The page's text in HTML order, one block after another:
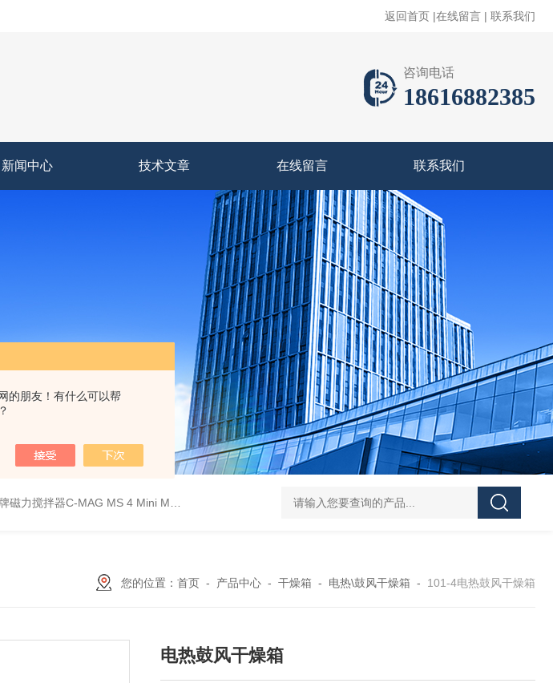
的朋友！有什么可以帮
返回首页 |在线留言 | 联系我们
咨询电话
18616882385
新闻中心 技术文章 在线留言 联系我们
磁力搅拌器C-MAG MS 4 Mini MR standard IKA磁力搅拌器 Mini MR standard IKAMAG磁力搅拌器 IT-09A5
您的位置： 首页 - 产品中心 - 干燥箱 - 电热\鼓风干燥箱 - 101-4电热鼓风干燥箱
电热鼓风干燥箱